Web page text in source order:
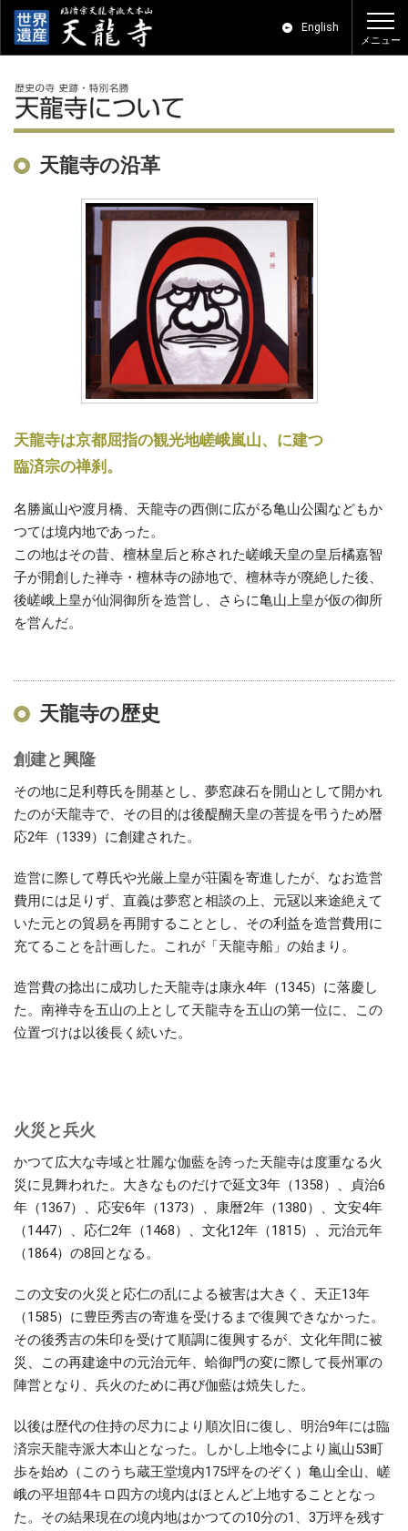
English
天龍寺の沿革
天龍寺は京都屈指の観光地嵯峨嵐山、に建つ
臨済宗の禅刹。
名勝嵐山や渡月橋、天龍寺の西側に広がる亀山公園などもか
つては境内地であった。
この地はその昔、檀林皇后と称された嵯峨天皇の皇后橘嘉智
子が開創した禅寺・檀林寺の跡地で、檀林寺が廃絶した後、
後嵯峨上皇が仙洞御所を造営し、さらに亀山上皇が仮の御所
を営んだ。
天龍寺の歴史
創建と興隆
その地に足利尊氏を開基とし、夢窓疎石を開山として開かれ
たのが天龍寺で、その目的は後醍醐天皇の菩提を弔うため暦
応2年（1339）に創建された。
造営に際して尊氏や光厳上皇が荘園を寄進したが、なお造営
費用には足りず、直義は夢窓と相談の上、元冦以来途絶えて
いた元との貿易を再開することとし、その利益を造営費用に
充てることを計画した。これが「天龍寺船」の始まり。
造営費の捻出に成功した天龍寺は康永4年（1345）に落慶し
た。南禅寺を五山の上として天龍寺を五山の第一位に、この
位置づけは以後長く続いた。
火災と兵火
かつて広大な寺域と壮麗な伽藍を誇った天龍寺は度重なる火
災に見舞われた。大きなものだけで延文3年（1358）、貞治6
年（1367）、応安6年（1373）、康暦2年（1380）、文安4年
（1447）、応仁2年（1468）、文化12年（1815）、元治元年
（1864）の8回となる。
この文安の火災と応仁の乱による被害は大きく、天正13年
（1585）に豊臣秀吉の寄進を受けるまで復興できなかった。
その後秀吉の朱印を受けて順調に復興するが、文化年間に被
災、この再建途中の元治元年、蛤御門の変に際して長州軍の
陣営となり、兵火のために再び伽藍は焼失した。
以後は歴代の住持の尽力により順次旧に復し、明治9年には臨
済宗天龍寺派大本山となった。しかし上地令により嵐山53町
歩を始め（このうち蔵王堂境内175坪をのぞく）亀山全山、嵯
峨の平坦部4キロ四方の境内はほとんど上地することとなっ
た。その結果現在の境内地はかつての10分の1、3万坪を残す